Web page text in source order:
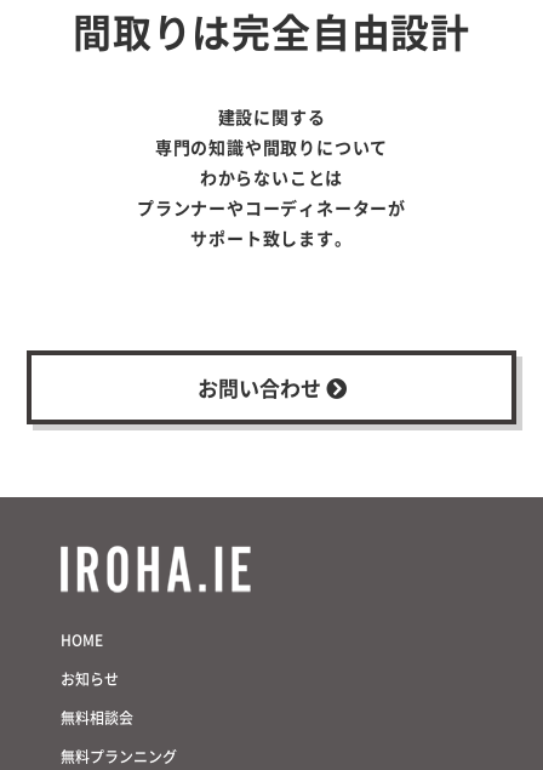
間取りは完全自由設計
建設に関する
専門の知識や間取りについて
わからないことは
プランナーやコーディネーターが
サポート致します。
お問い合わせ
HOME
お知らせ
無料相談会
無料プランニング